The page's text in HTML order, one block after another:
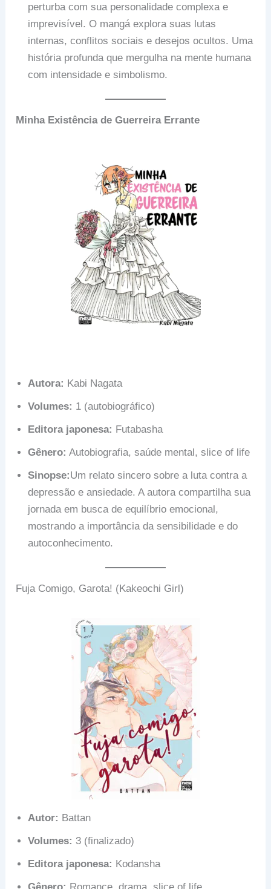
perturba com sua personalidade complexa e
imprevisível. O mangá explora suas lutas
internas, conflitos sociais e desejos ocultos. Uma
história profunda que mergulha na mente humana
com intensidade e simbolismo.
Minha Existência de Guerreira Errante
Autora: Kabi Nagata
Volumes: 1 (autobiográfico)
Editora japonesa: Futabasha
Gênero: Autobiografia, saúde mental, slice of life
Sinopse:Um relato sincero sobre a luta contra a
depressão e ansiedade. A autora compartilha sua
jornada em busca de equilíbrio emocional,
mostrando a importância da sensibilidade e do
autoconhecimento.
Fuja Comigo, Garota! (Kakeochi Girl)
Autor: Battan
Volumes: 3 (finalizado)
Editora japonesa: Kodansha